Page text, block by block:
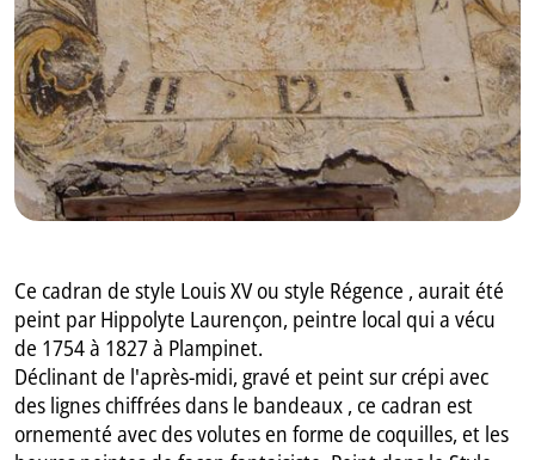
Ce cadran de style Louis XV ou style Régence , aurait été
peint par Hippolyte Laurençon, peintre local qui a vécu
de 1754 à 1827 à Plampinet.
Déclinant de l'après-midi, gravé et peint sur crépi avec
des lignes chiffrées dans le bandeaux , ce cadran est
ornementé avec des volutes en forme de coquilles, et les